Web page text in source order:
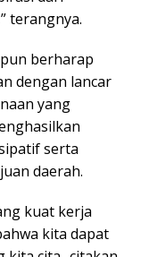
terangnya.
berharap
dengan lancar
yang
serta
daerah.
kuat kerja
kita dapat